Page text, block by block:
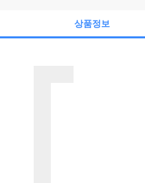
상품정보